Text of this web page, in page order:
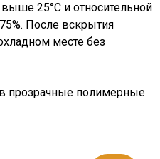
25°С и относительной
После вскрытия
месте без
прозрачные полимерные